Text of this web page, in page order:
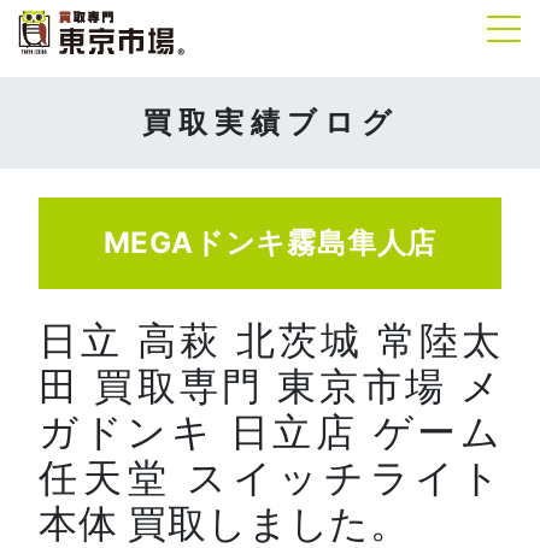
買取実績ブログ
MEGAドンキ霧島隼人店
日立 高萩 北茨城 常陸太
田 買取専門 東京市場 メ
ガドンキ 日立店 ゲーム
任天堂 スイッチライト
本体 買取しました。